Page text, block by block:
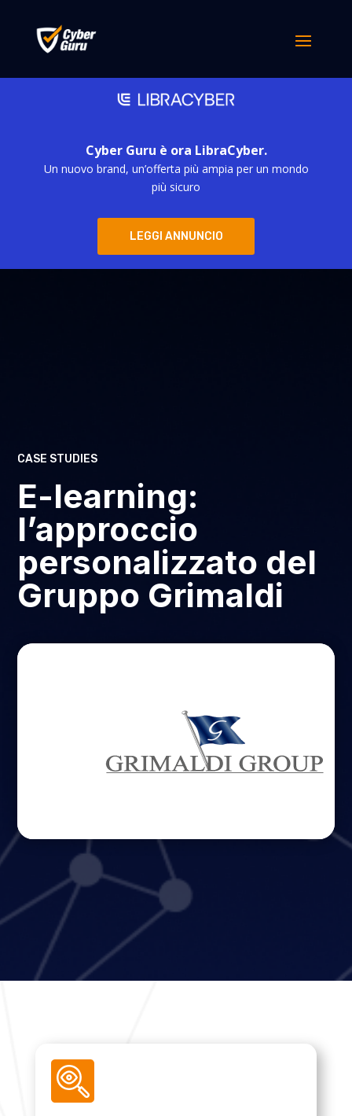
Cyber Guru è ora LibraCyber.
Un nuovo brand, un’offerta più ampia per un mondo
più sicuro
LEGGI ANNUNCIO
CASE STUDIES
E-learning:
l’approccio
personalizzato del
Gruppo Grimaldi